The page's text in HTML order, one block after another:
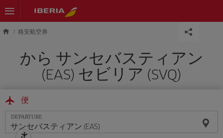
Skip to main content
格安航空券
から サンセバスティアン
(EAS) セビリア (SVQ)
便
DEPARTURE